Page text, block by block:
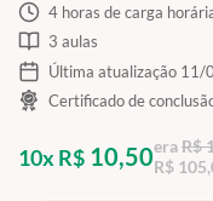
4 horas de carga
3 aulas
Última atualização
Certificado de
10x R$ 10,50eraR$
R$